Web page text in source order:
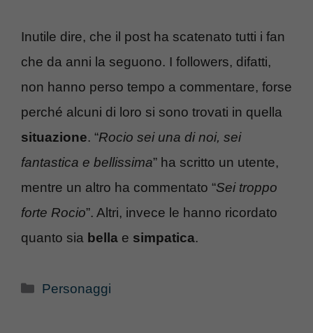
Inutile dire, che il post ha scatenato tutti i fan
che da anni la seguono. I followers, difatti,
non hanno perso tempo a commentare, forse
perché alcuni di loro si sono trovati in quella
situazione. “Rocio sei una di noi, sei
fantastica e bellissima” ha scritto un utente,
mentre un altro ha commentato “Sei troppo
forte Rocio”. Altri, invece le hanno ricordato
quanto sia bella e simpatica.
Categorie
Personaggi